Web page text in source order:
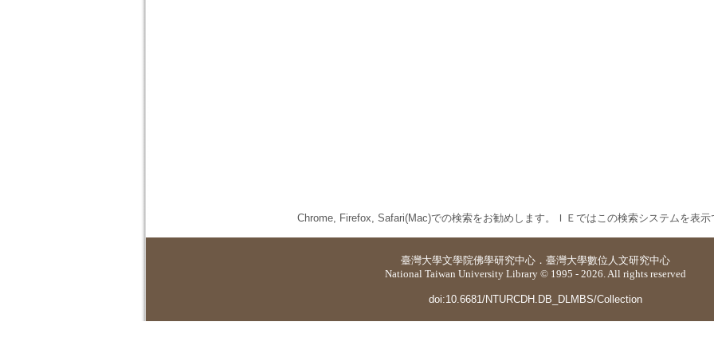
Chrome, Firefox, Safari(Mac)での検索をお勧めします。ＩＥではこの検索システムを表示
臺灣大學文學院佛學研究中心 ． 臺灣大學數位人文研究中心
National Taiwan University Library © 1995 - 2026. All rights reserved
doi:10.6681/NTURCDH.DB_DLMBS/Collection